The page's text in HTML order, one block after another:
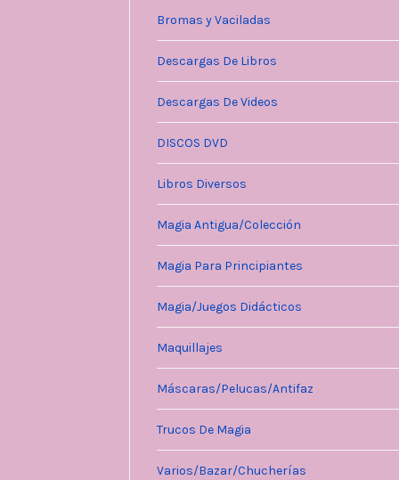
Bromas y Vaciladas
Descargas De Libros
Descargas De Videos
DISCOS DVD
Libros Diversos
Magia Antigua/Colección
Magia Para Principiantes
Magia/Juegos Didácticos
Maquillajes
Máscaras/Pelucas/Antifaz
Trucos De Magia
Varios/Bazar/Chucherías